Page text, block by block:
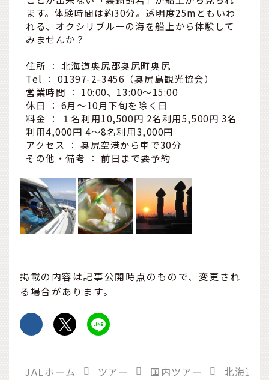
ます。体験時間は約30分。透明度25mともいわ
れる、オクシリブルーの海を船上から体験して
みませんか？
住所 ： 北海道奥尻郡奥尻町奥尻
Tel ： 01397-2-3456（奥尻島観光協会）
営業時間 ： 10:00、13:00～15:00
休日 ： 6月～10月下旬を除く日
料金 ： １名利用10,500円 2名利用5,500円 3名
利用4,000円 4～8名利用3,000円
アクセス ： 奥尻空港から車で30分
その他・備考 ： 前日まで要予約
掲載の内容は記事公開時点のもので、変更され
る場合があります。
JALホーム ツアー 国内ツアー 北海道